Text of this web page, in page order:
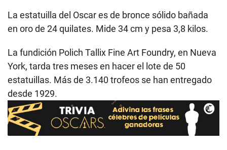
La estatuilla del Oscar es de bronce sólido bañada
en oro de 24 quilates. Mide 34 cm y pesa 3,8 kilos.
La fundición Polich Tallix Fine Art Foundry, en Nueva
York, tarda tres meses en hacer el lote de 50
estatuillas. Más de 3.140 trofeos se han entregado
desde 1929.